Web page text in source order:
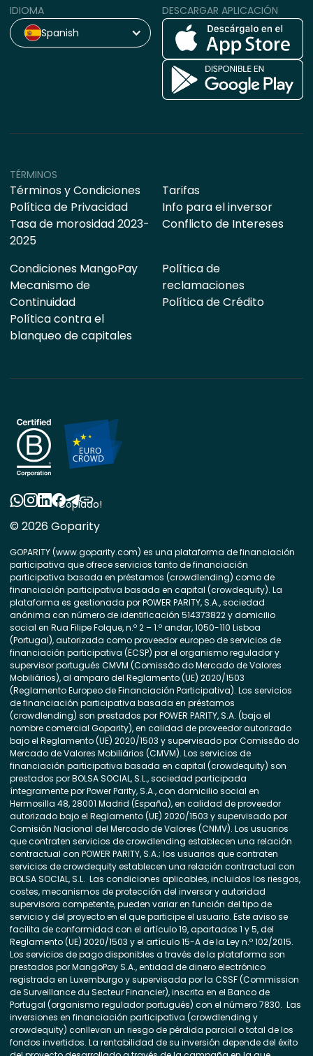
IDIOMA
Spanish
DESCARGAR APLICACIÓN
TÉRMINOS
Términos y Condiciones
Política de Privacidad
Tasa de morosidad 2023-
2025
Tarifas
Info para el inversor
Conflicto de Intereses
Condiciones MangoPay
Mecanismo de
Continuidad
Política contra el
blanqueo de capitales
Política de
reclamaciones
Política de Crédito
© 2026 Goparity
GOPARITY (www.goparity.com) es una plataforma de financiación
participativa que ofrece servicios tanto de financiación
participativa basada en préstamos (crowdlending) como de
financiación participativa basada en capital (crowdequity). La
plataforma es gestionada por POWER PARITY, S.A., sociedad
anónima con número de identificación 514373822 y domicilio
social en Rua Filipe Folque, n.º 2 – 1.º andar, 1050-110 Lisboa
(Portugal), autorizada como proveedor europeo de servicios de
financiación participativa (ECSP) por el organismo regulador y
supervisor portugués CMVM (Comissão do Mercado de Valores
Mobiliários), al amparo del Reglamento (UE) 2020/1503
(Reglamento Europeo de Financiación Participativa). Los servicios
de financiación participativa basada en préstamos
(crowdlending) son prestados por POWER PARITY, S.A. (bajo el
nombre comercial Goparity), en calidad de proveedor autorizado
bajo el Reglamento (UE) 2020/1503 y supervisado por Comissão do
Mercado de Valores Mobiliários (CMVM). Los servicios de
financiación participativa basada en capital (crowdequity) son
prestados por BOLSA SOCIAL, S.L., sociedad participada
íntegramente por Power Parity, S.A., con domicilio social en
Hermosilla 48, 28001 Madrid (España), en calidad de proveedor
autorizado bajo el Reglamento (UE) 2020/1503 y supervisado por
Comisión Nacional del Mercado de Valores (CNMV). Los usuarios
que contraten servicios de crowdlending establecen una relación
contractual con POWER PARITY, S.A.; los usuarios que contraten
servicios de crowdequity establecen una relación contractual con
BOLSA SOCIAL, S.L. Las condiciones aplicables, incluidos los riesgos,
costes, mecanismos de protección del inversor y autoridad
supervisora competente, pueden variar en función del tipo de
servicio y del proyecto en el que participe el usuario. Este aviso se
facilita de conformidad con el artículo 19, apartados 1 y 5, del
Reglamento (UE) 2020/1503 y el artículo 15-A de la Ley n.º 102/2015.
Los servicios de pago disponibles a través de la plataforma son
prestados por MangoPay S.A., entidad de dinero electrónico
registrada en Luxemburgo y supervisada por la CSSF (Commission
de Surveillance du Secteur Financier), inscrita en el Banco de
Portugal (organismo regulador portugués) con el número 7830. Las
inversiones en financiación participativa (crowdlending y
crowdequity) conllevan un riesgo de pérdida parcial o total de los
fondos invertidos. La rentabilidad de su inversión depende del éxito
Copiado!